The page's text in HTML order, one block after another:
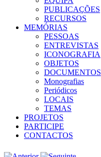
PUBLICAÇÕES
RECURSOS
MEMÓRIAS
PESSOAS
ENTREVISTAS
ICONOGRAFIA
OBJETOS
DOCUMENTOS
Monografias
Periódicos
LOCAIS
TEMAS
PROJETOS
PARTICIPE
CONTACTOS